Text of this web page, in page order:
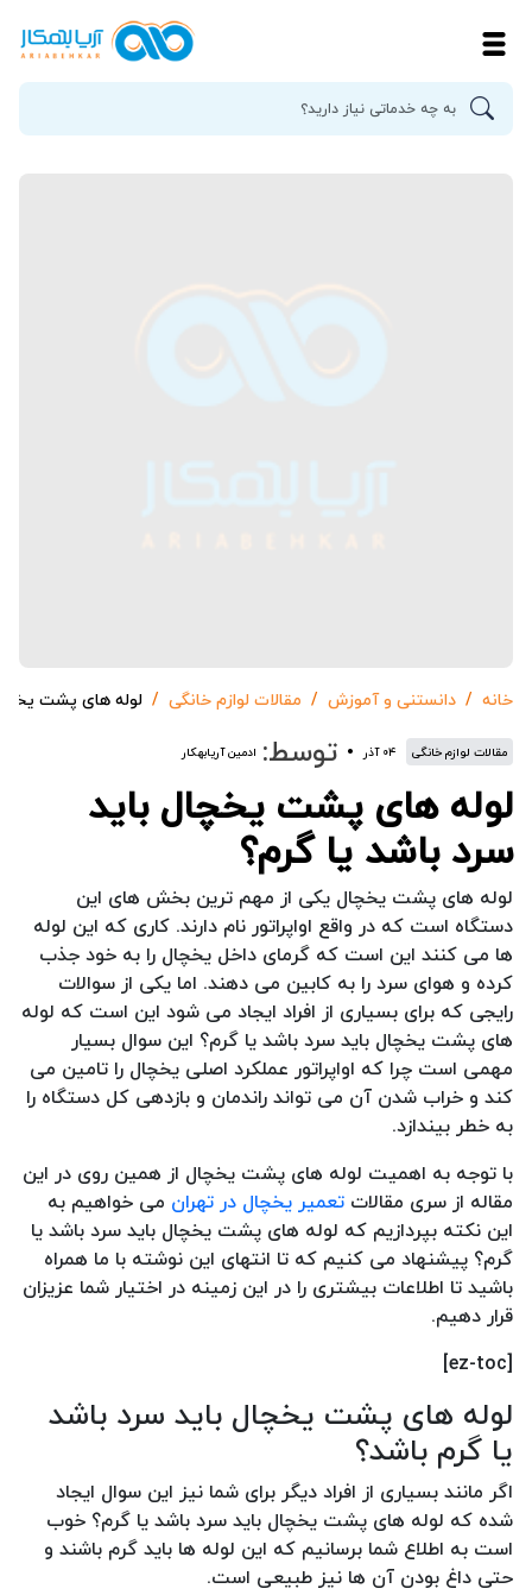
خانه دانستنی و آموزش مقالات لوازم خانگی لوله های پشت
مقالات لوازم خانگی ۰۴ آذر توسط: ادمین آریابهکار
لوله های پشت یخچال باید
سرد باشد یا گرم؟
لوله های پشت یخچال یکی از مهم ترین بخش های این
دستگاه است که در واقع اواپراتور نام دارند. کاری که این لوله
ها می کنند این است که گرمای داخل یخچال را به خود جذب
کرده و هوای سرد را به کابین می دهند. اما یکی از سوالات
رایجی که برای بسیاری از افراد ایجاد می شود این است که لوله
های پشت یخچال باید سرد باشد یا گرم؟ این سوال بسیار
مهمی است چرا که اواپراتور عملکرد اصلی یخچال را تامین می
کند و خراب شدن آن می تواند راندمان و بازدهی کل دستگاه را
به خطر بیندازد.
با توجه به اهمیت لوله های پشت یخچال از همین روی در این
مقاله از سری مقالات تعمیر یخچال در تهران می خواهیم به
این نکته بپردازیم که لوله های پشت یخچال باید سرد باشد یا
گرم؟ پیشنهاد می کنیم که تا انتهای این نوشته با ما همراه
باشید تا اطلاعات بیشتری را در این زمینه در اختیار شما عزیزان
قرار دهیم.
[ez-toc]
لوله های پشت یخچال باید سرد باشد
یا گرم باشد؟
اگر مانند بسیاری از افراد دیگر برای شما نیز این سوال ایجاد
شده که لوله های پشت یخچال باید سرد باشد یا گرم؟ خوب
است به اطلاع شما برسانیم که این لوله ها باید گرم باشند و
حتی داغ بودن آن ها نیز طبیعی است.